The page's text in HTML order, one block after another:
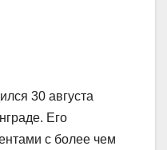
30 августа
Его
с более чем